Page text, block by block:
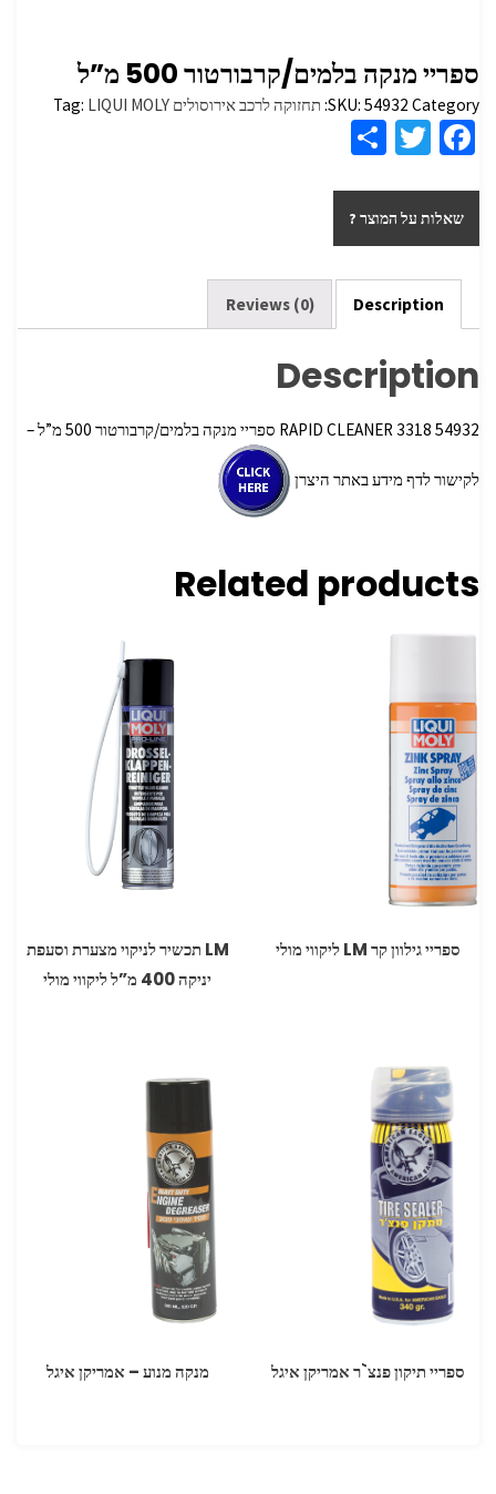
ספריי מנקה בלמים/קרבורטור 500 מ”ל
SKU: 54932 Category: תחזוקה לרכב אירוסולים Tag: LIQUI MOLY
Fa
b
o
o
k
T
tt
er
ar
e
שאלות על המוצר ?
Description
Reviews (0)
Description
54932 3318 RAPID CLEANER ספריי מנקה בלמים/קרבורטור 500 מ”ל –
לקישור לדף מידע באתר היצרן
Related products
ספריי גילוון קר LM ליקווי מולי
LM תכשיר לניקוי מצערת וסעפת
יניקה 400 מ”ל ליקווי מולי
ספריי תיקון פנצ`ר אמריקן איגל מנקה מנוע – אמריקן איגל